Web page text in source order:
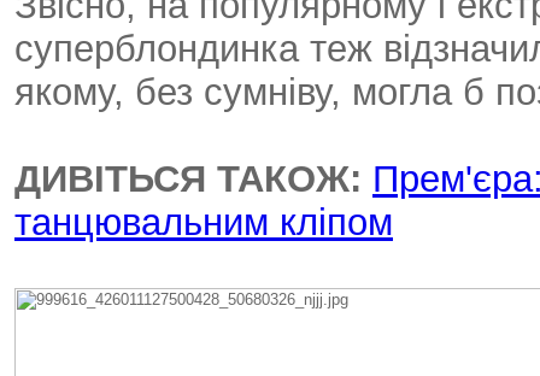
суперблондинка теж
якому, без сумніву, могла б
ДИВІТЬСЯ ТАКОЖ:
танцювальним кліпом